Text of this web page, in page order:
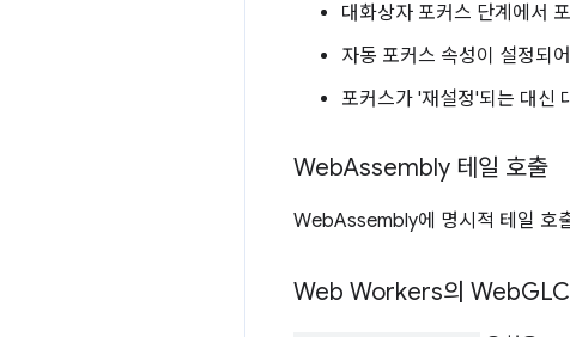
대화상자 포커스 단계에서
자동 포커스 속성이 설정되
포커스가 '재설정'되는 대신
WebAssembly 테일 호출
WebAssembly에 명시적 테일 호
Web Workers의 Web